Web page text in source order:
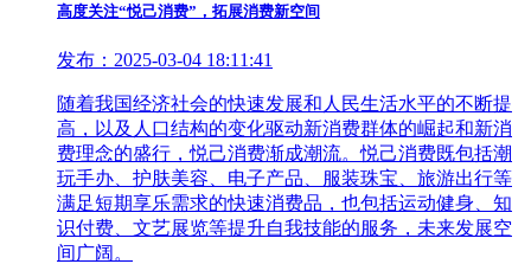
高度关注“悦己消费”，拓展消费新空间
发布：2025-03-04 18:11:41
随着我国经济社会的快速发展和人民生活水平的不断提
高，以及人口结构的变化驱动新消费群体的崛起和新消
费理念的盛行，悦己消费渐成潮流。悦己消费既包括潮
玩手办、护肤美容、电子产品、服装珠宝、旅游出行等
满足短期享乐需求的快速消费品，也包括运动健身、知
识付费、文艺展览等提升自我技能的服务，未来发展空
间广阔。